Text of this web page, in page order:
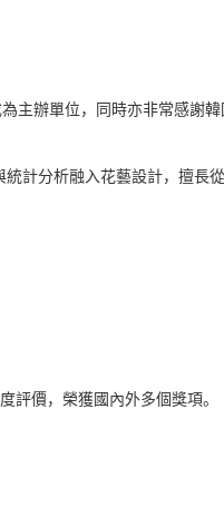
主辦單位，同時亦非常感謝韓
計分析融入花藝設計，擅長
評價，榮獲國內外多個獎項。